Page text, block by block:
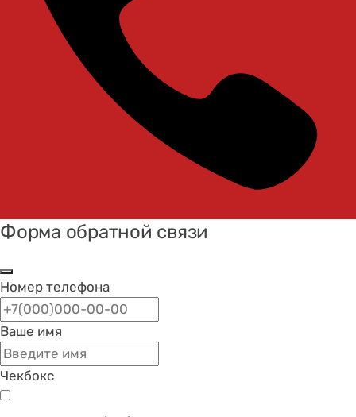
Форма обратной связи
Номер телефона
Ваше имя
Чекбокс